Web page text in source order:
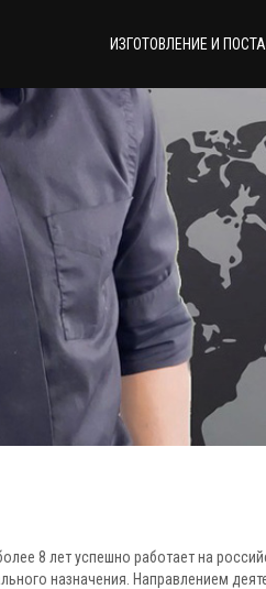
ИЗГОТОВЛЕНИЕ И
8 лет успешно работает на
назначения. Направлением